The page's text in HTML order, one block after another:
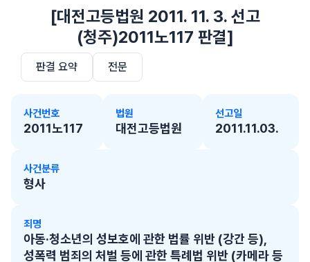
[대전고등법원 2011. 11. 3. 선고
(청주)2011노117 판결]
판결 요약 전문
사건번호
2011노117
법원
대전고등법원
선고일
2011.11.03.
사건분류
형사
죄명
아동·청소년의 성보호에 관한 법률 위반 (강간 등),
성폭력 범죄의 처벌 등에 관한 특례법 위반 (카메라 등